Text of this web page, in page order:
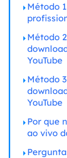
Método
Método
YouTube
Método
YouTube
Por que
ao vivo